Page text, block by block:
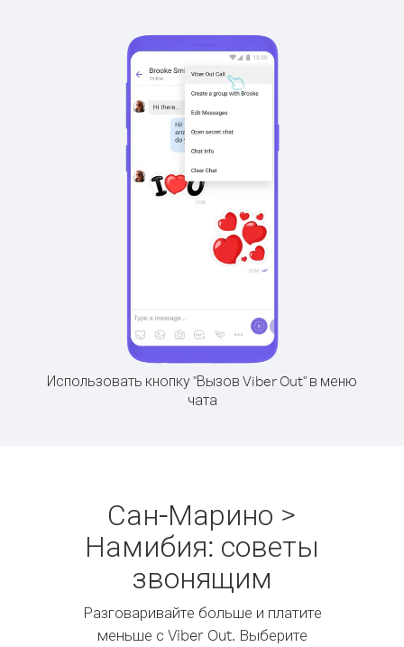
Использовать кнопку "Вызов Viber Out" в меню
чата
Сан-Марино >
Намибия: советы
звонящим
Разговаривайте больше и платите
меньше с Viber Out. Выберите